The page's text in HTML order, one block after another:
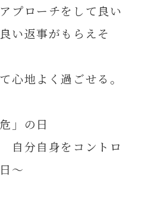
プローチをして良い
い返事がもらえそ
心地よく過ごせる。
」の日
自分自身をコントロ
～